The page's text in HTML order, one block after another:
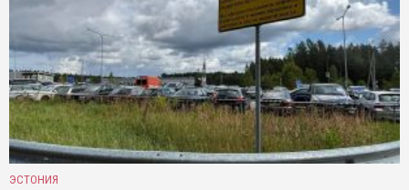
ЭСТОНИЯ